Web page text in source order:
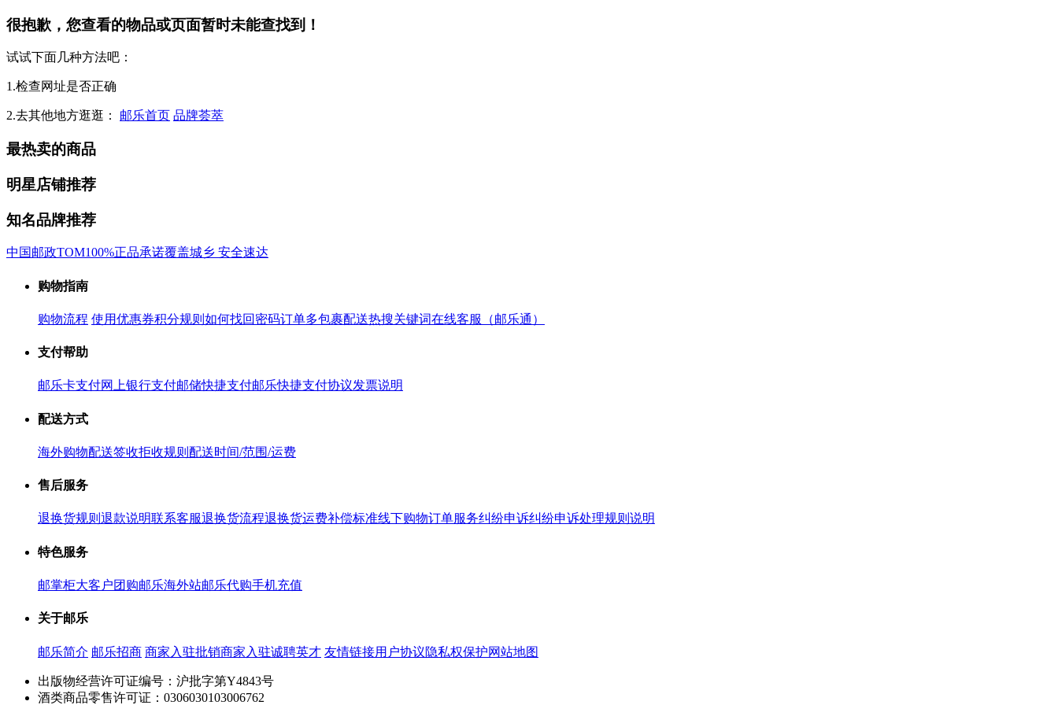
很抱歉，您查看的物品或页面暂时未能查找到！
试试下面几种方法吧：
1.检查网址是否正确
2.去其他地方逛逛： 邮乐首页 品牌荟萃
最热卖的商品
明星店铺推荐
知名品牌推荐
中国邮政TOM100%正品承诺覆盖城乡 安全速达
购物指南
购物流程 使用优惠券积分规则 如何找回密码订单多包裹配送热搜关键词在线客服（邮乐通）
支付帮助
邮乐卡支付网上银行支付邮储快捷支付邮乐快捷支付协议发票说明
配送方式
海外购物配送签收拒收规则 配送时间/范围/运费
售后服务
退换货规则 退款说明联系客服退换货流程退换货运费补偿标准线下购物订单服务纠纷申诉纠纷申诉处理规则说明
特色服务
邮掌柜大客户团购邮乐海外站邮乐代购手机充值
关于邮乐
邮乐简介 邮乐招商 商家入驻批销商家入驻诚聘英才 友情链接用户协议隐私权保护网站地图
出版物经营许可证编号：沪批字第Y4843号
酒类商品零售许可证：0306030103006762